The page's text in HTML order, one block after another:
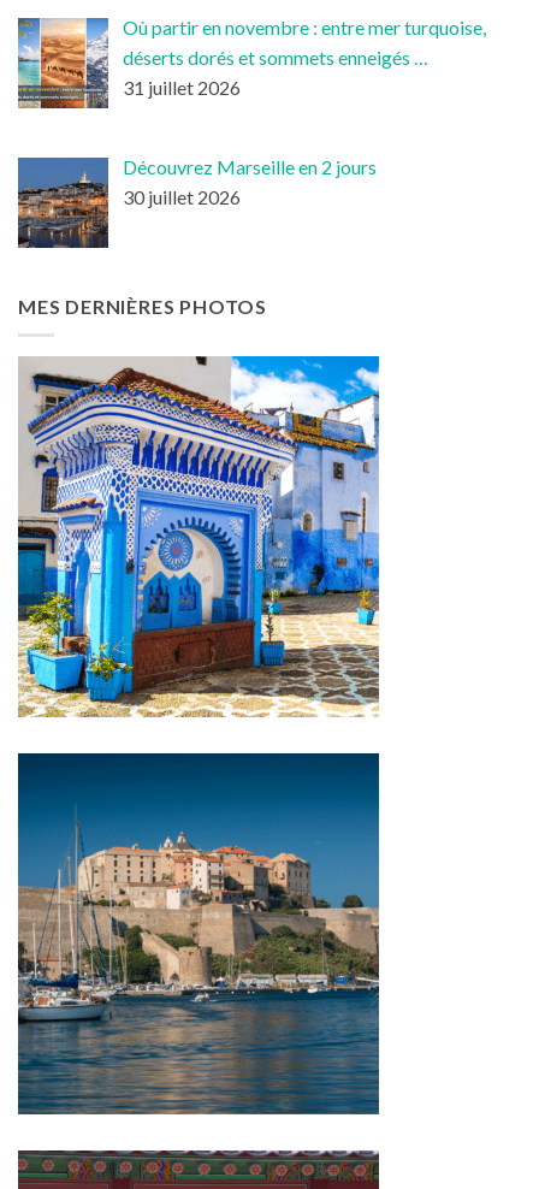
Où partir en novembre : entre mer turquoise,
déserts dorés et sommets enneigés …
31 juillet 2026
Découvrez Marseille en 2 jours
30 juillet 2026
MES DERNIÈRES PHOTOS